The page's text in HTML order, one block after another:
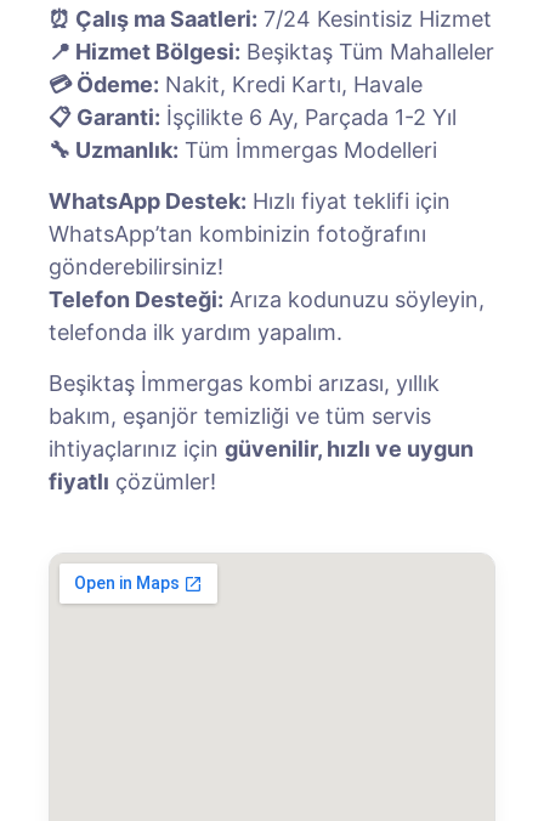
⏰ Çalış ma Saatleri: 7/24 Kesintisiz Hizmet
📍 Hizmet Bölgesi: Beşiktaş Tüm Mahalleler
💳 Ödeme: Nakit, Kredi Kartı, Havale
📋 Garanti: İşçilikte 6 Ay, Parçada 1-2 Yıl
🔧 Uzmanlık: Tüm İmmergas Modelleri
WhatsApp Destek: Hızlı fiyat teklifi için
WhatsApp’tan kombinizin fotoğrafını
gönderebilirsiniz!
Telefon Desteği: Arıza kodunuzu söyleyin,
telefonda ilk yardım yapalım.
Beşiktaş İmmergas kombi arızası, yıllık
bakım, eşanjör temizliği ve tüm servis
ihtiyaçlarınız için güvenilir, hızlı ve uygun
fiyatlı çözümler!